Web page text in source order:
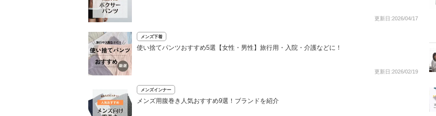
更新日:2026/04/17
メンズ下着
使い捨てパンツおすすめ5選【女性・男性】旅行用・入院・介護などに！
更新日:2026/02/19
メンズインナー
メンズ用腹巻き人気おすすめ9選！ブランドを紹介